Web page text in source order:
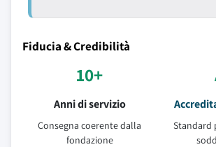
Fiducia & Credibilità
10+
Anni di servizio
Consegna coerente dalla
fondazione
Standard